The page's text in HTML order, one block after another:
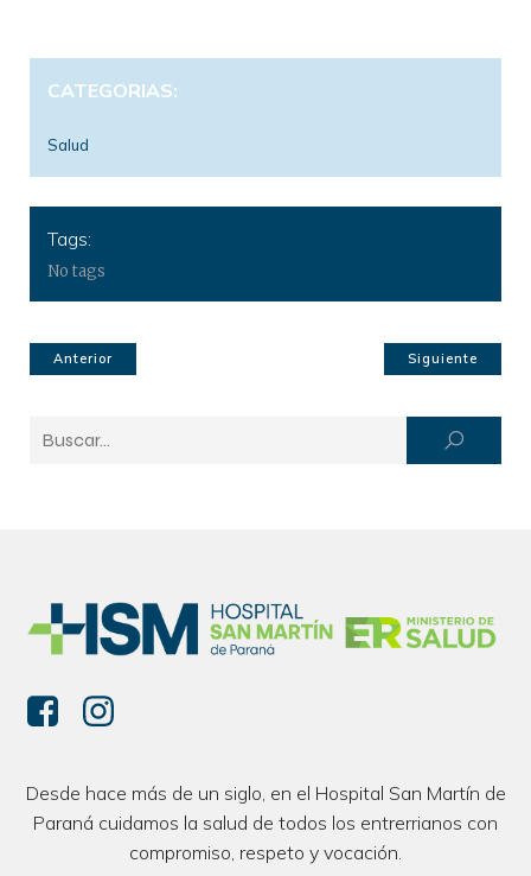
CATEGORIAS:
Salud
Tags:
No tags
Anterior Siguiente
Desde hace más de un siglo, en el Hospital San Martín de
Paraná cuidamos la salud de todos los entrerrianos con
compromiso, respeto y vocación.